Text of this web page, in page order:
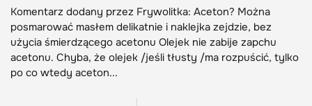
Komentarz dodany przez Frywolitka: Aceton? Można
posmarować masłem delikatnie i naklejka zejdzie, bez
użycia śmierdzącego acetonu Olejek nie zabije zapchu
acetonu. Chyba, że olejek /jeśli tłusty /ma rozpuścić, tylko
po co wtedy aceton...